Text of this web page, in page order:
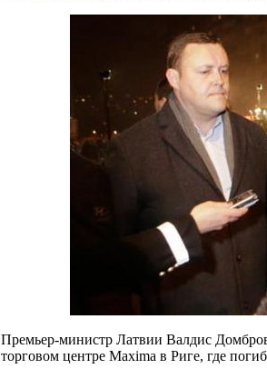
Премьер-министр Латвии Валдис
торговом центре Maxima в Риге, где